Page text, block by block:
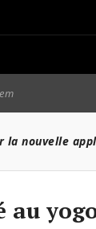
la nouvelle
au